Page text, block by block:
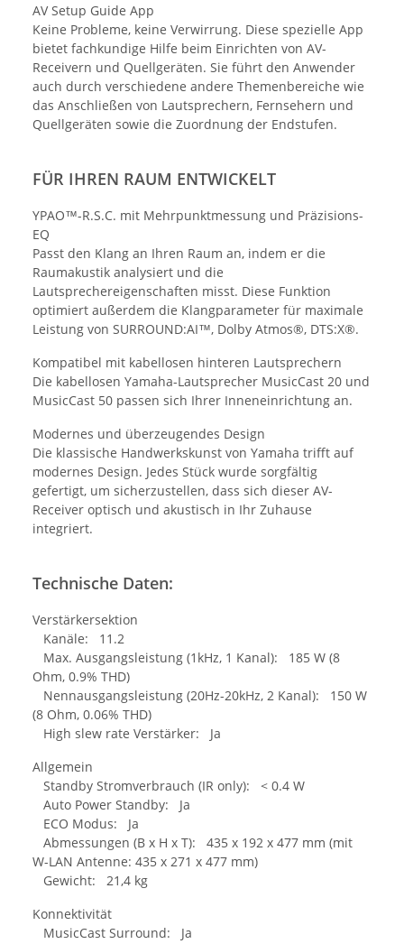
AV Setup Guide App
Keine Probleme, keine Verwirrung. Diese spezielle App
bietet fachkundige Hilfe beim Einrichten von AV-
Receivern und Quellgeräten. Sie führt den Anwender
auch durch verschiedene andere Themenbereiche wie
das Anschließen von Lautsprechern, Fernsehern und
Quellgeräten sowie die Zuordnung der Endstufen.
FÜR IHREN RAUM ENTWICKELT
YPAO™-R.S.C. mit Mehrpunktmessung und Präzisions-
EQ
Passt den Klang an Ihren Raum an, indem er die
Raumakustik analysiert und die
Lautsprechereigenschaften misst. Diese Funktion
optimiert außerdem die Klangparameter für maximale
Leistung von SURROUND:AI™, Dolby Atmos®, DTS:X®.
Kompatibel mit kabellosen hinteren Lautsprechern
Die kabellosen Yamaha-Lautsprecher MusicCast 20 und
MusicCast 50 passen sich Ihrer Inneneinrichtung an.
Modernes und überzeugendes Design
Die klassische Handwerkskunst von Yamaha trifft auf
modernes Design. Jedes Stück wurde sorgfältig
gefertigt, um sicherzustellen, dass sich dieser AV-
Receiver optisch und akustisch in Ihr Zuhause
integriert.
Technische Daten:
Verstärkersektion
Kanäle: 11.2
Max. Ausgangsleistung (1kHz, 1 Kanal): 185 W (8
Ohm, 0.9% THD)
Nennausgangsleistung (20Hz-20kHz, 2 Kanal): 150 W
(8 Ohm, 0.06% THD)
High slew rate Verstärker: Ja
Allgemein
Standby Stromverbrauch (IR only): < 0.4 W
Auto Power Standby: Ja
ECO Modus: Ja
Abmessungen (B x H x T): 435 x 192 x 477 mm (mit
W-LAN Antenne: 435 x 271 x 477 mm)
Gewicht: 21,4 kg
Konnektivität
MusicCast Surround: Ja